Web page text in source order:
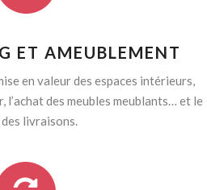
ET AMEUBLEMENT
en valeur des espaces intérieurs,
l’achat des meubles meublants… et le
livraisons.